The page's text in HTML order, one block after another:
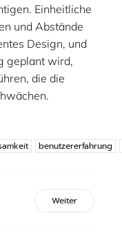
Einheitliche
und Abstände
Design, und
geplant wird,
die die
benutzererfahrung
Weiter